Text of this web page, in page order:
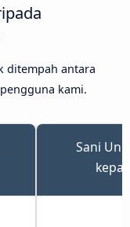
ditempah antara
kami.
Sani